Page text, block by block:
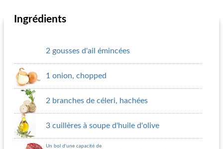
Ingrédients
2 gousses d'ail émincées
1 onion, chopped
2 branches de céleri, hachées
3 cuillères à soupe d'huile d'olive
Un bol d'une capacité de